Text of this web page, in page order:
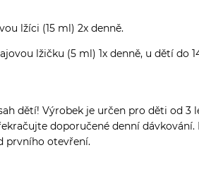
lžíci (15 ml) 2x denně.
lžičku (5 ml) 1x denně, u dětí do
dětí! Výrobek je určen pro děti od 3
doporučené denní
prvního otevření.